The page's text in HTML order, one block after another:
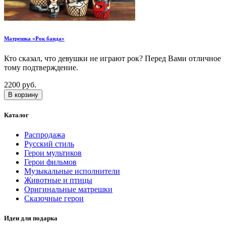
Матрешка «Рок банда»
Кто сказал, что девушки не играют рок? Перед Вами отличное
тому подтверждение.
2200 руб.
В корзину
Каталог
Распродажа
Русский стиль
Герои мультиков
Герои фильмов
Музыкальные исполнители
Животные и птицы
Оригинальные матрешки
Сказочные герои
Идеи для подарка